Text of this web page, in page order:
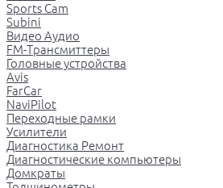
Sports Cam
Subini
Видео Аудио
FM-Трансмиттеры
Головные устройства
Avis
FarCar
NaviPilot
Переходные рамки
Усилители
Диагностика Ремонт
Диагностические компьютеры
Домкраты